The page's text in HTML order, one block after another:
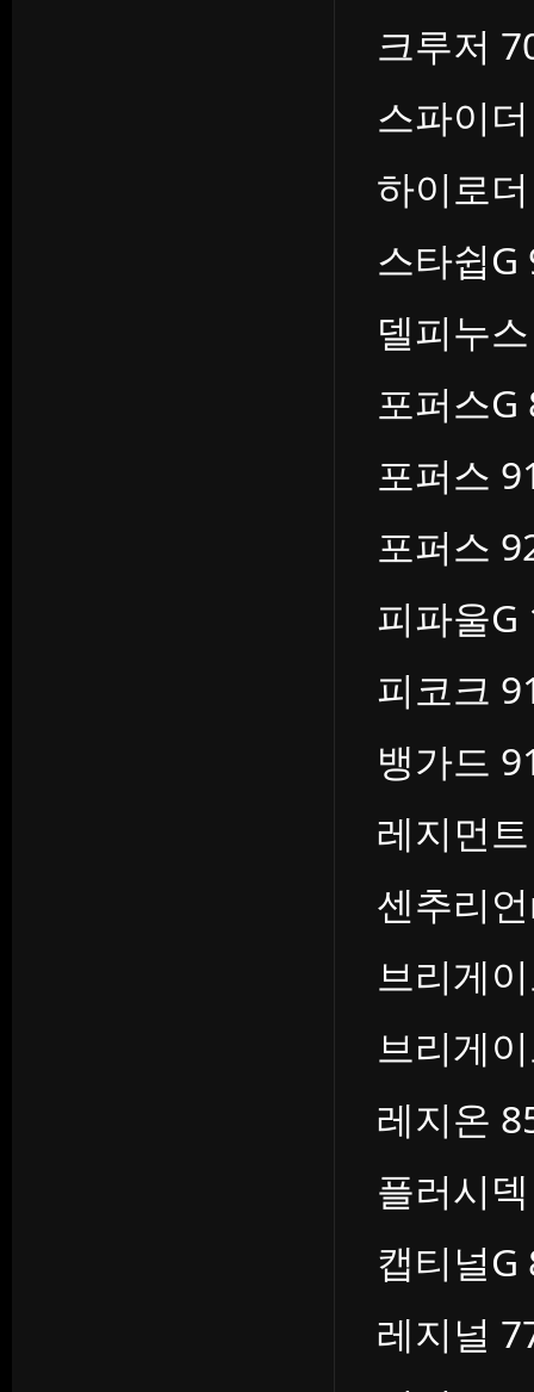
크루저
스파이
하이로
스타쉽G
델피누
포퍼스G
포퍼스
포퍼스
피파울G
피코크
뱅가드
레지먼
센추리
브리게
브리게
레지온
플러시
캡티널G
레지널